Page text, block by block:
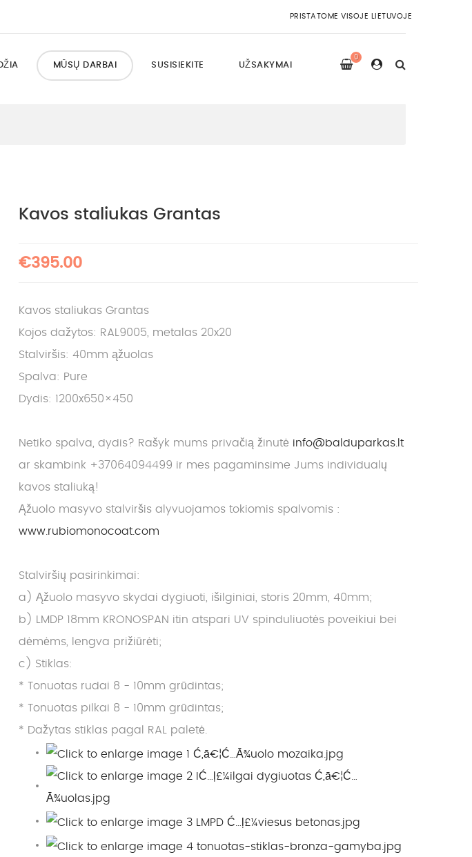
PRISTATOME VISOJE LIETUVOJE
MŪSŲ DARBAI SUSISIEKITE UŽSAKYMAI
0
Kavos staliukas Grantas
€395.00
Kavos staliukas Grantas
Kojos dažytos: RAL9005, metalas 20x20
Stalviršis: 40mm ąžuolas
Spalva: Pure
Dydis: 1200x650×450
Netiko spalva, dydis? Rašyk mums privačią žinutė info@balduparkas.lt
ar skambink +37064094499 ir mes pagaminsime Jums individualų
kavos staliuką!
Ąžuolo masyvo stalviršis alyvuojamos tokiomis spalvomis :
www.rubiomonocoat.com
Stalviršių pasirinkimai:
a) Ąžuolo masyvo skydai dygiuoti, išilginiai, storis 20mm, 40mm;
b) LMDP 18mm KRONOSPAN itin atspari UV spinduliuotės poveikiui bei
dėmėms, lengva prižiūrėti;
c) Stiklas:
* Tonuotas rudai 8 - 10mm grūdintas;
* Tonuotas pilkai 8 - 10mm grūdintas;
* Dažytas stiklas pagal RAL paletė.